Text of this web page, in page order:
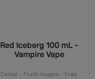
Red Iceberg 100 mL -
Vampire Vape
Cerise - Fruits rouges - Frais